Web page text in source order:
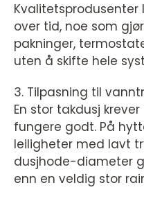
Kvalitetsprodusenter
over tid, noe som
pakninger,
uten å skifte hele
3. Tilpasning til
En stor takdusj
fungere godt. På
leiligheter med lavt
dusjhode-diameter
enn en veldig stor